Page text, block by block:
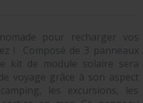
pour recharger vos
! Composé de 3 panneaux
kit de module solaire sera
voyage grâce à son aspect
les excursions, les